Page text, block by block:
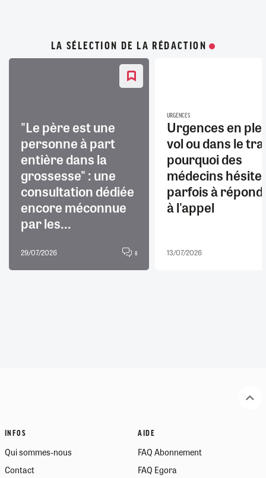
LA SÉLECTION DE LA RÉDACTION
"Le père est une
personne à part
entière dans la
grossesse" : une
consultation dédiée
encore méconnue
par les...
29/07/2026 8
URGENCES
Urgences en
vol ou dans le
pourquoi des
médecins
parfois à
à l'appel
13/07/2026
INFOS
Qui sommes-nous
Contact
AIDE
FAQ Abonnement
FAQ Egora